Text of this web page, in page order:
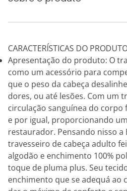
CARACTERÍSTICAS DO
Apresentação do produto: O
como um acessório para
que o peso da cabeça
dores, ou até lesões. Com um
circulação sanguínea do
e por igual, proporcionando
restaurador. Pensando nisso
travesseiro de cabeça adulto
algodão e enchimento 100%
toque de pluma plus. Seu
enchimento que se adequá ao